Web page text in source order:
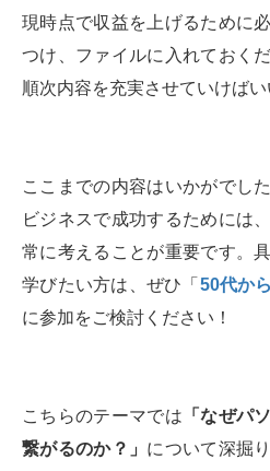
現時点で収益を上げるために
つけ、ファイルに入れておく
順次内容を充実させていけばい
ここまでの内容はいかがでし
ビジネスで成功するためには、
常に考えることが重要です。
学びたい方は、ぜひ「 50代か
に参加をご検討ください！
こちらのテーマでは 「なぜパ
繋がるのか？」 について深掘